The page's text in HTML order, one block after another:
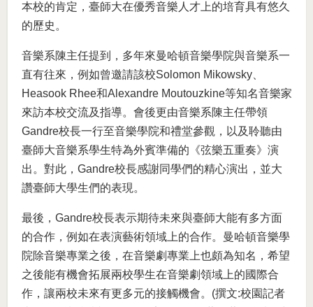
本校的肯定，臺師大在優秀音樂人才上的培育具有悠久
的歷史。
音樂系陳主任提到，多年來曼哈頓音樂學院與音樂系一
直有往來，例如曾邀請該校Solomon Mikowsky、
Heasook Rhee和Alexandre Moutouzkine等知名音樂家
來訪本校交流及指導。會後更由音樂系陳主任帶領
Gandre校長一行至音樂學院和禮堂參觀，以及聆聽由
臺師大音樂系學生特為外賓準備的《弦樂五重奏》演
出。對此，Gandre校長感謝同學們的精心演出，並大
讚臺師大學生們的表現。
最後，Gandre校長表示期待未來與臺師大能有多方面
的合作，例如在表演藝術領域上的合作。曼哈頓音樂學
院除音樂專業之後，在音樂劇專業上也頗為知名，希望
之後能有機會拓展兩校學生在音樂劇領域上的國際合
作，讓兩校未來有更多元的接觸機會。(撰文:校園記者